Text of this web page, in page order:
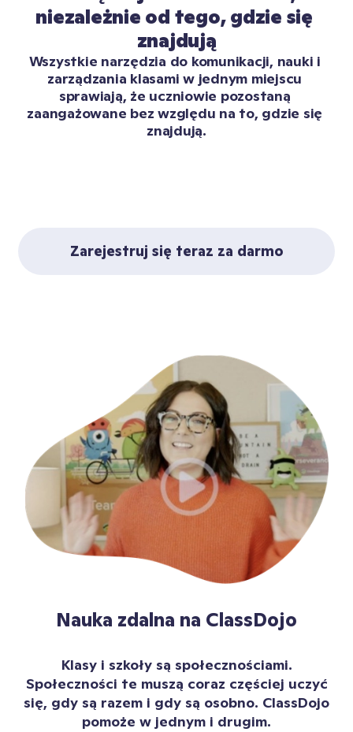
niezależnie od tego, gdzie się
znajdują
Wszystkie narzędzia do komunikacji, nauki i
zarządzania klasami w jednym miejscu
sprawiają, że uczniowie pozostaną
zaangażowane bez względu na to, gdzie się
znajdują.
Zarejestruj się teraz za darmo
Nauka zdalna na ClassDojo
Klasy i szkoły są społecznościami.
Społeczności te muszą coraz częściej uczyć
się, gdy są razem i gdy są osobno. ClassDojo
pomoże w jednym i drugim.